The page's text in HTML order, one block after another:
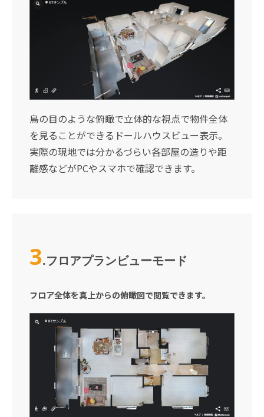
鳥の目のような俯瞰で立体的な視点で物件全体
を見ることができるドールハウスビュー表示。
実際の現地では分かるづらい各部屋の造りや距
離感などがPCやスマホで確認できます。
3.フロアプランビューモード
フロア全体を真上からの俯瞰図で閲覧できます。